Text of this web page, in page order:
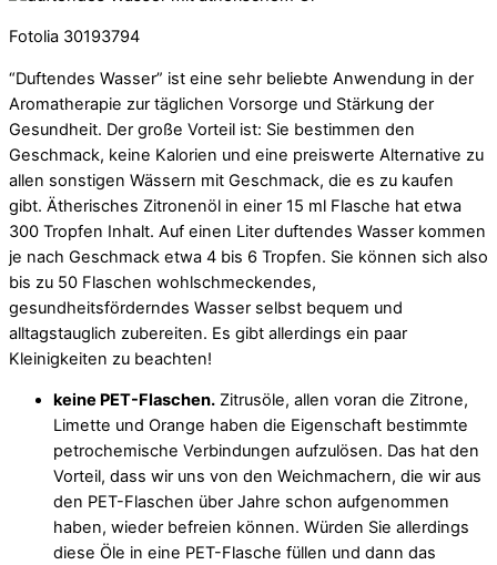
Fotolia 30193794
“Duftendes Wasser” ist eine sehr beliebte Anwendung in der
Aromatherapie zur täglichen Vorsorge und Stärkung der
Gesundheit. Der große Vorteil ist: Sie bestimmen den
Geschmack, keine Kalorien und eine preiswerte Alternative zu
allen sonstigen Wässern mit Geschmack, die es zu kaufen
gibt. Ätherisches Zitronenöl in einer 15 ml Flasche hat etwa
300 Tropfen Inhalt. Auf einen Liter duftendes Wasser kommen
je nach Geschmack etwa 4 bis 6 Tropfen. Sie können sich also
bis zu 50 Flaschen wohlschmeckendes,
gesundheitsförderndes Wasser selbst bequem und
alltagstauglich zubereiten. Es gibt allerdings ein paar
Kleinigkeiten zu beachten!
keine PET-Flaschen. Zitrusöle, allen voran die Zitrone,
Limette und Orange haben die Eigenschaft bestimmte
petrochemische Verbindungen aufzulösen. Das hat den
Vorteil, dass wir uns von den Weichmachern, die wir aus
den PET-Flaschen über Jahre schon aufgenommen
haben, wieder befreien können. Würden Sie allerdings
diese Öle in eine PET-Flasche füllen und dann das